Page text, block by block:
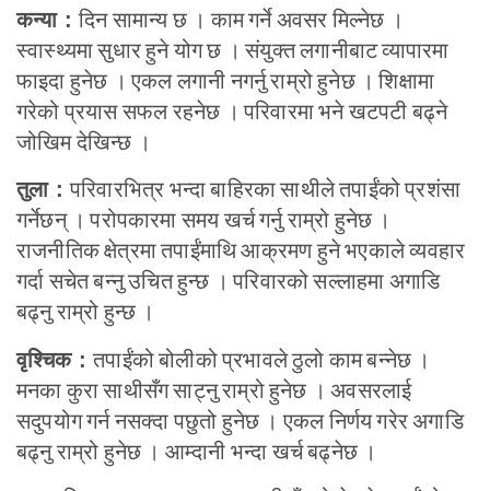
कन्या :दिन सामान्य छ । काम गर्ने अवसर मिल्नेछ ।
स्वास्थ्यमा सुधार हुने योग छ । संयुक्त लगानीबाट व्यापारमा
फाइदा हुनेछ । एकल लगानी नगर्नु राम्रो हुनेछ । शिक्षामा
गरेको प्रयास सफल रहनेछ । परिवारमा भने खटपटी बढ्ने
जोखिम देखिन्छ ।
तुला :परिवारभित्र भन्दा बाहिरका साथीले तपाईंको प्रशंसा
गर्नेछन् । परोपकारमा समय खर्च गर्नु राम्रो हुनेछ ।
राजनीतिक क्षेत्रमा तपाईंमाथि आक्रमण हुने भएकाले व्यवहार
गर्दा सचेत बन्नु उचित हुन्छ । परिवारको सल्लाहमा अगाडि
बढ्नु राम्रो हुन्छ ।
वृश्चिक :तपाईंको बोलीको प्रभावले ठुलो काम बन्नेछ ।
मनका कुरा साथीसँग साट्नु राम्रो हुनेछ । अवसरलाई
सदुपयोग गर्न नसक्दा पछुतो हुनेछ । एकल निर्णय गरेर अगाडि
बढ्नु राम्रो हुनेछ । आम्दानी भन्दा खर्च बढ्नेछ ।